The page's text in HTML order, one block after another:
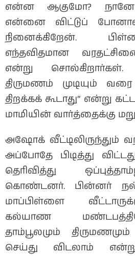
என்ன ஆகுமோ?
என்னை விட்டுப்
நினைக்கிறேன்.
எந்தவிதமான
என்று
திருமணம் முடியும்
திறக்கக் கூடாது” என்று
மாமியின் வார்த்தைக்கு
அஷோக் வீட்டிலிருந்தும்
அப்போதே பிடித்து
தெரிவித்து
கொண்டனர். பின்னர்
மாப்பிள்ளை
கல்யாண
தாம்பூலமும்
செய்து விடலாம் என்று